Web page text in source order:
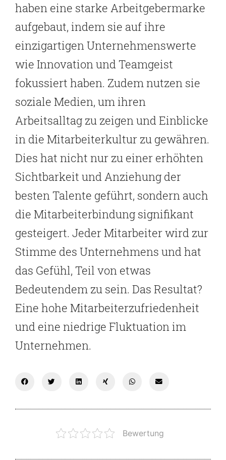
haben eine starke Arbeitgebermarke
aufgebaut, indem sie auf ihre
einzigartigen Unternehmenswerte
wie Innovation und Teamgeist
fokussiert haben. Zudem nutzen sie
soziale Medien, um ihren
Arbeitsalltag zu zeigen und Einblicke
in die Mitarbeiterkultur zu gewähren.
Dies hat nicht nur zu einer erhöhten
Sichtbarkeit und Anziehung der
besten Talente geführt, sondern auch
die Mitarbeiterbindung signifikant
gesteigert. Jeder Mitarbeiter wird zur
Stimme des Unternehmens und hat
das Gefühl, Teil von etwas
Bedeutendem zu sein. Das Resultat?
Eine hohe Mitarbeiterzufriedenheit
und eine niedrige Fluktuation im
Unternehmen.
Bewertung